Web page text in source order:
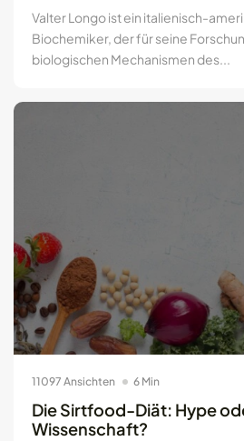
DE
Valter Longo ist ein italienisch-
Biochemiker, der für seine
biologischen Mechanismen des...
11097 Ansichten 6 Min
Die Sirtfood-Diät: Hype
Wissenschaft?